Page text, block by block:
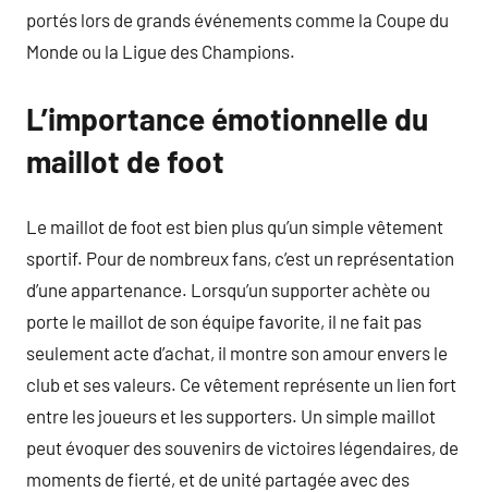
portés lors de grands événements comme la Coupe du
Monde ou la Ligue des Champions.
L’importance émotionnelle du
maillot de foot
Le maillot de foot est bien plus qu’un simple vêtement
sportif. Pour de nombreux fans, c’est un représentation
d’une appartenance. Lorsqu’un supporter achète ou
porte le maillot de son équipe favorite, il ne fait pas
seulement acte d’achat, il montre son amour envers le
club et ses valeurs. Ce vêtement représente un lien fort
entre les joueurs et les supporters. Un simple maillot
peut évoquer des souvenirs de victoires légendaires, de
moments de fierté, et de unité partagée avec des